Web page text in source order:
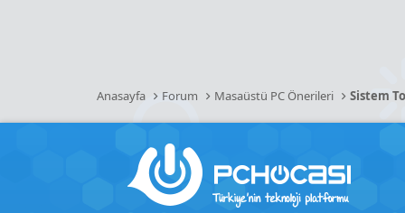
Anasayfa Forum Masaüstü PC Önerileri Sistem